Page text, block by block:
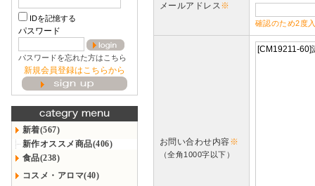
IDを記憶する
パスワード
パスワードを忘れた方はこちら
新規会員登録はこちらから
新着(567)
新作オススメ商品(406)
食品(238)
コスメ・アロマ(40)
メールアドレス※
確認のため2度
お問い合わせ内容※
（全角1000字以下）